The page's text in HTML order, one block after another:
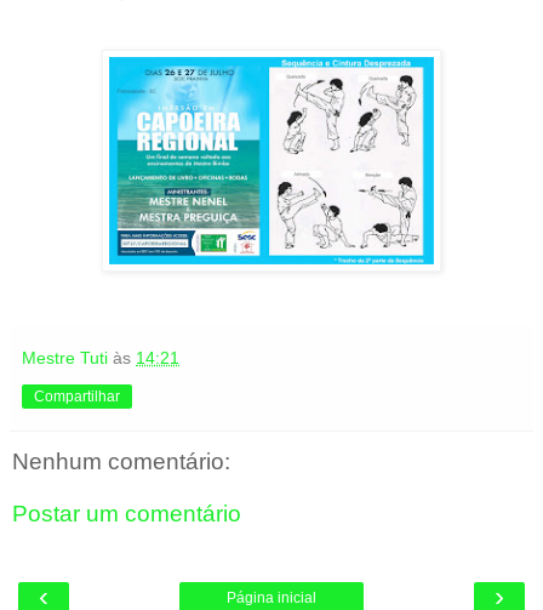
Mestre Tuti às 14:21
Compartilhar
Nenhum comentário:
Postar um comentário
‹ ›
Página inicial